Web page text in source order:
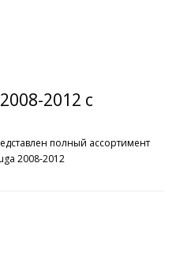
2012 с
полный ассортимент
2008-2012